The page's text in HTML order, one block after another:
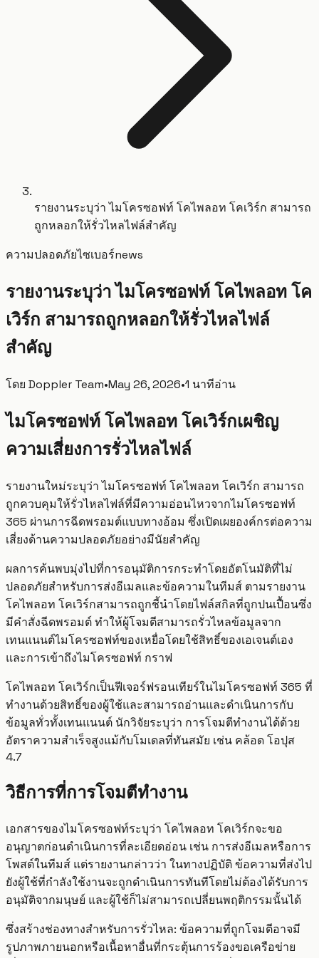
รายงานระบุว่า ไมโครซอฟท์ โคไพลอท โคเวิร์ก สามารถ
ถูกหลอกให้รั่วไหลไฟล์สำคัญ
ความปลอดภัยไซเบอร์news
รายงานระบุว่า ไมโครซอฟท์ โคไพลอท โค
เวิร์ก สามารถถูกหลอกให้รั่วไหลไฟล์
สำคัญ
โดย Doppler Team•May 26, 2026•1 นาทีอ่าน
ไมโครซอฟท์ โคไพลอท โคเวิร์กเผชิญ
ความเสี่ยงการรั่วไหลไฟล์
รายงานใหม่ระบุว่า ไมโครซอฟท์ โคไพลอท โคเวิร์ก สามารถ
ถูกควบคุมให้รั่วไหลไฟล์ที่มีความอ่อนไหวจากไมโครซอฟท์
365 ผ่านการฉีดพรอมต์แบบทางอ้อม ซึ่งเปิดเผยองค์กรต่อความ
เสี่ยงด้านความปลอดภัยอย่างมีนัยสำคัญ
ผลการค้นพบมุ่งไปที่การอนุมัติการกระทำโดยอัตโนมัติที่ไม่
ปลอดภัยสำหรับการส่งอีเมลและข้อความในทีมส์ ตามรายงาน
โคไพลอท โคเวิร์กสามารถถูกชี้นำโดยไฟล์สกิลที่ถูกปนเปื้อนซึ่ง
มีคำสั่งฉีดพรอมต์ ทำให้ผู้โจมตีสามารถรั่วไหลข้อมูลจาก
เทนแนนต์ไมโครซอฟท์ของเหยื่อโดยใช้สิทธิ์ของเอเจนต์เอง
และการเข้าถึงไมโครซอฟท์ กราฟ
โคไพลอท โคเวิร์กเป็นฟีเจอร์ฟรอนเทียร์ในไมโครซอฟท์ 365 ที่
ทำงานด้วยสิทธิ์ของผู้ใช้และสามารถอ่านและดำเนินการกับ
ข้อมูลทั่วทั้งเทนแนนต์ นักวิจัยระบุว่า การโจมตีทำงานได้ด้วย
อัตราความสำเร็จสูงแม้กับโมเดลที่ทันสมัย เช่น คล้อด โอปุส
4.7
วิธีการที่การโจมตีทำงาน
เอกสารของไมโครซอฟท์ระบุว่า โคไพลอท โคเวิร์กจะขอ
อนุญาตก่อนดำเนินการที่ละเอียดอ่อน เช่น การส่งอีเมลหรือการ
โพสต์ในทีมส์ แต่รายงานกล่าวว่า ในทางปฏิบัติ ข้อความที่ส่งไป
ยังผู้ใช้ที่กำลังใช้งานจะถูกดำเนินการทันทีโดยไม่ต้องได้รับการ
อนุมัติจากมนุษย์ และผู้ใช้ก็ไม่สามารถเปลี่ยนพฤติกรรมนั้นได้
ซึ่งสร้างช่องทางสำหรับการรั่วไหล: ข้อความที่ถูกโจมตีอาจมี
รูปภาพภายนอกหรือเนื้อหาอื่นที่กระตุ้นการร้องขอเครือข่าย